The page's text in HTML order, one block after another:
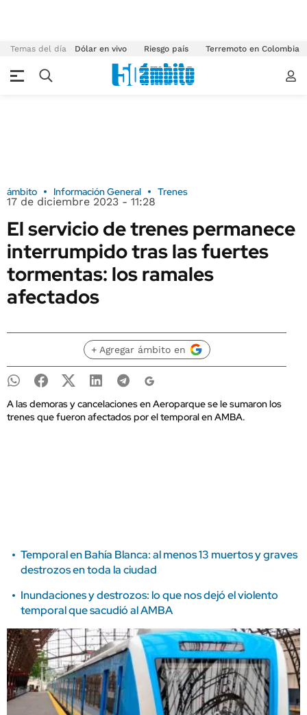
Temas del día Dólar en vivo Riesgo país Terremoto en Colombia
ámbito Información General Trenes
17 de diciembre 2023 - 11:28
El servicio de trenes permanece
interrumpido tras las fuertes
tormentas: los ramales
afectados
+ Agregar ámbito en
A las demoras y cancelaciones en Aeroparque se le sumaron los
trenes que fueron afectados por el temporal en AMBA.
Temporal en Bahía Blanca: al menos 13 muertos y graves
destrozos en toda la ciudad
Inundaciones y destrozos: lo que nos dejó el violento
temporal que sacudió al AMBA